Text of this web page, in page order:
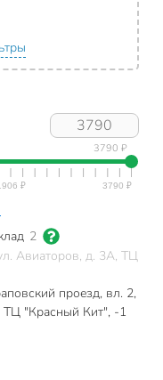
3790 ₽
2
Авиаторов, д. 3А, ТЦ
проезд, вл. 2,
ТЦ "Красный Кит", -1